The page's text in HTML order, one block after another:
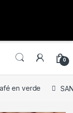
0
en verde